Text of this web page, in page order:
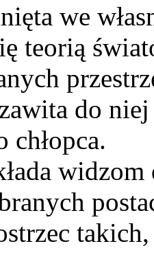
we
teorią
do
chłopca.